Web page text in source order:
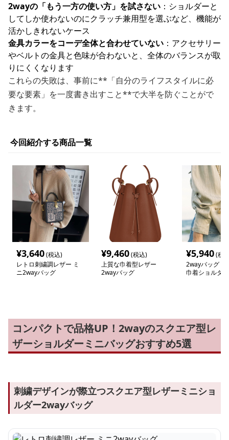
2wayの「もう一方の使い方」を試さない ：ショルダーと
してしか使わないのにクラッチ兼用型を選ぶなど、機能が
活かしきれないケース
金具カラーをコーデ全体と合わせていない ：アクセサリー
やベルトの金具と色味が合わないと、全体のバランスが取
りにくくなります
これらの失敗は、事前に**「自分のライフスタイルに必
要な要素」を一度書き出すこと**で大半を防ぐことがで
きます。
今回紹介する商品一覧
¥3,640(税込)
レトロ刺繍調レザー ミ
ニ2wayバッグ
¥9,460(税込)
上質な巾着型レザー
2wayバッグ
¥5,940(税
2wayバッグ 上
巾着ショルダー
コンパクトで品格UP！2wayのスクエア型レ
ザーショルダーミニバッグおすすめ5選
刺繍デザインが際立つスクエア型レザーミニショ
ルダー2wayバッグ